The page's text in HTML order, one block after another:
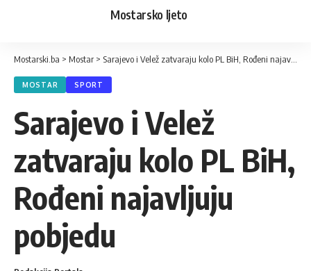
Mostarsko ljeto
Mostarski.ba > Mostar > Sarajevo i Velež zatvaraju kolo PL BiH, Rođeni najavljuju pobjedu
MOSTAR SPORT
Sarajevo i Velež
zatvaraju kolo PL BiH,
Rođeni najavljuju
pobjedu